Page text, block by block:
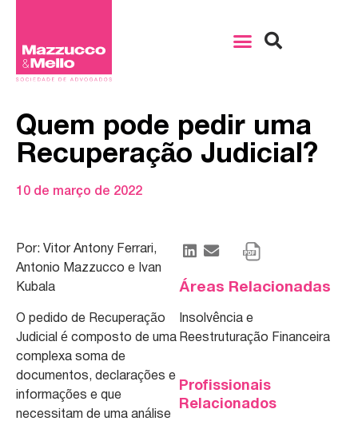
Quem pode pedir uma
Recuperação Judicial?
10 de março de 2022
Por: Vitor Antony Ferrari ,
Antonio Mazzucco e Ivan
Kubala
O pedido de Recuperação
Judicial é composto de uma
complexa soma de
documentos, declarações e
informações e que
necessitam de uma análise
Áreas Relacionadas
Insolvência e
Reestruturação Financeira
Profissionais
Relacionados